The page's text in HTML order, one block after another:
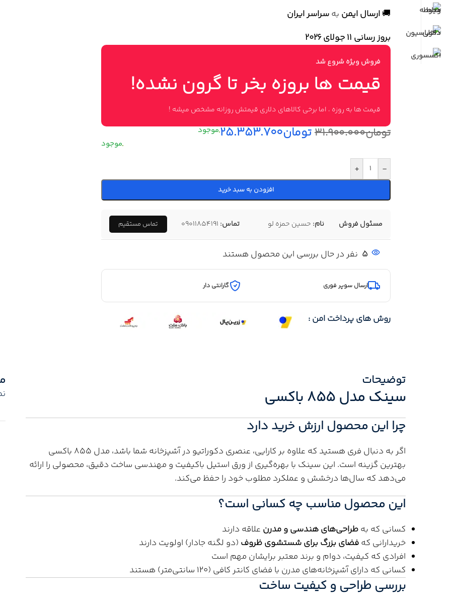
🚚ارسال ایمن بهسراسر ایران
بروز رسانی 11 جولای ۲۰۲۶
فروش ویژه شروع شد
قیمت ها بروزه بخر تا گرون نشده!
قیمت ها به روزه ، اما برخی کالاهای دلاری قیمتش روزانه مشخص میشه !
تومان۳۱.۹۰۰.۰۰۰تومان۲۵.۳۵۳.۷۰۰
-
+
افزودن به سبد خرید
مسئول فروش نام: حسین حمزه لو تماس: 09011854191 تماس مستقیم
5 نفر در حال بررسی این محصول هستند
ارسال سوپر فوری گارانتی دار
روش های پرداخت امن :
توضیحات
سینک مدل 855 باکسی
چرا این محصول ارزش خرید دارد
اگر به دنبال فری هستید که علاوه بر کارایی، عنصری دکوراتیو در آشپزخانه شما باشد، مدل 855 باکسی
بهترین گزینه است. این سینک با بهره‌گیری از ورق استیل باکیفیت و مهندسی ساخت دقیق، محصولی را ارائه
می‌دهد که سال‌ها درخشش و عملکرد مطلوب خود را حفظ می‌کند.
این محصول مناسب چه کسانی است؟
کسانی که بهطراحی‌های هندسی و مدرن علاقه دارند
خریدارانی کهفضای بزرگ برای شستشوی ظروف (دو لگنه جادار) اولویت دارند
افرادی که کیفیت، دوام و برند معتبر برایشان مهم است
کسانی که دارای آشپزخانه‌های مدرن با فضای کانتر کافی (120 سانتی‌متر) هستند
بررسی طراحی و کیفیت ساخت